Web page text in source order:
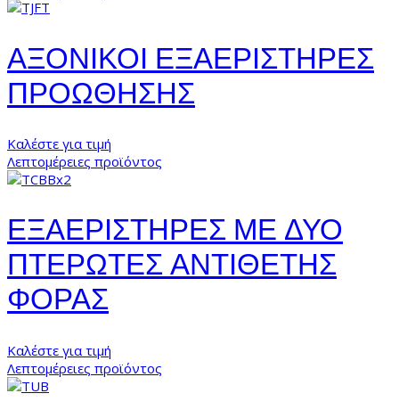
ΑΞΟΝΙΚΟΙ ΕΞΑΕΡΙΣΤΗΡΕΣ
ΠΡΟΩΘΗΣΗΣ
Καλέστε για τιμή
Λεπτομέρειες προϊόντος
ΕΞΑΕΡΙΣΤΗΡΕΣ ΜΕ ΔΥΟ
ΠΤΕΡΩΤΕΣ ΑΝΤΙΘΕΤΗΣ
ΦΟΡΑΣ
Καλέστε για τιμή
Λεπτομέρειες προϊόντος